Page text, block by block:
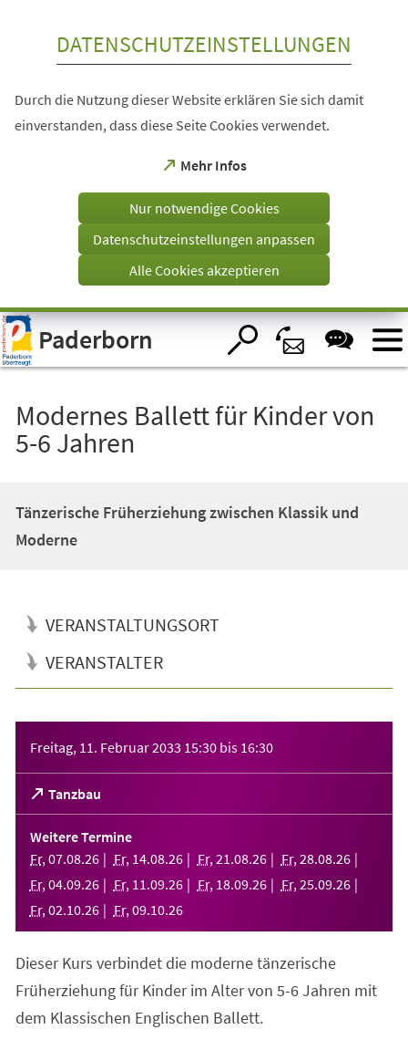
Visuelle
Assistenzsoftware
öffnen.
DATENSCHUTZEINSTELLUNGEN
Durch die Nutzung dieser Website erklären Sie sich damit
einverstanden, dass diese Seite Cookies verwendet.
Mehr Infos
(Öffnet
einem
Tab)
Nur notwendige Cookies
Datenschutzeinstellungen anpassen
Alle Cookies akzeptieren
Paderborn
Modernes Ballett für Kinder von
5-6 Jahren
Tänzerische Früherziehung zwischen Klassik und
Moderne
VERANSTALTUNGSORT
VERANSTALTER
Freitag, 11. Februar 2033 15:30 bis 16:30
Tanzbau
(Öffnet
in
einem
neuen
Tab)
Weitere Termine
Fr, 07.08.26 Fr, 14.08.26 Fr, 21 .08.26 Fr, 28.08.26
Fr, 04.09.26 Fr, 11 .09.26 Fr, 18.09.26 Fr, 25.09.26
Fr, 02.10.26 Fr, 09.10.26
Dieser Kurs verbindet die moderne tänzerische
Früherziehung für Kinder im Alter von 5-6 Jahren mit
dem Klassischen Englischen Ballett.